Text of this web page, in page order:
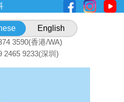
English
3590(香港/WA)
2465 9233(深圳)